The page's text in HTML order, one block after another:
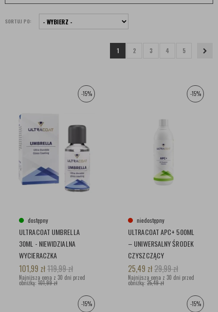
SORTUJ PO:
1 2 3 4 5
-15%
dostępny
ULTRACOAT UMBRELLA
30ML - NIEWIDZIALNA
WYCIERACZKA
101,99 zł119,99zł
Najniższa cena z 30 dni przed
obniżką: 101,99 zł
-15%
niedostępny
ULTRACOAT APC+ 500ML
– UNIWERSALNY ŚRODEK
CZYSZCZĄCY
25,49 zł29,99zł
Najniższa cena z 30 dni przed
obniżką: 25,49 zł
-15% -15%